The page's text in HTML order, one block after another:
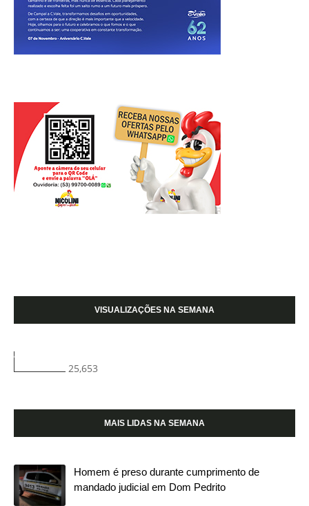
VISUALIZAÇÕES NA SEMANA
25,653
MAIS LIDAS NA SEMANA
Homem é preso durante cumprimento de
mandado judicial em Dom Pedrito